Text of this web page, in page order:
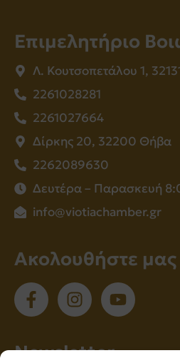
Επιμελητήριο
Λ. Κουτσοπετάλου 1,
2261028281
2261027664
Δίρκης 20, 32200 Θήβα
2262089630
Δευτέρα – Παρασκευή
info@viotiachamber.gr
Ακολουθήστε μας
Νewsletter